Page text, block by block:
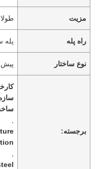
مزیت
راه پله پله
نوع ساختار پیش
برجسته: